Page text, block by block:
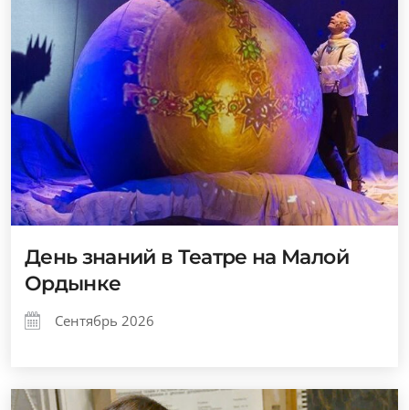
День знаний в Театре на Малой
Ордынке
Сентябрь 2026